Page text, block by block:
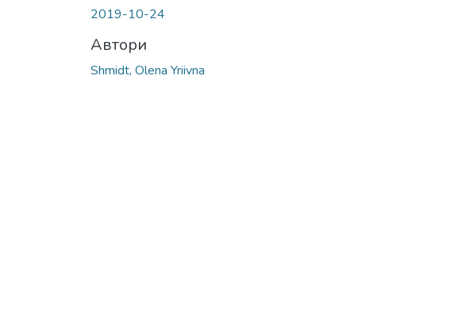
2019-10-24
Автори
Shmidt, Olena Yriivna